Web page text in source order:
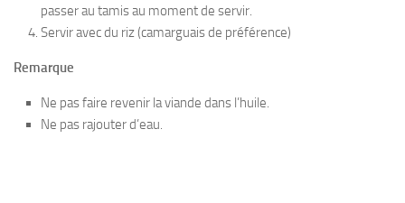
passer au tamis au moment de servir.
Servir avec du riz (camarguais de préférence)
Remarque
Ne pas faire revenir la viande dans l’huile.
Ne pas rajouter d’eau.